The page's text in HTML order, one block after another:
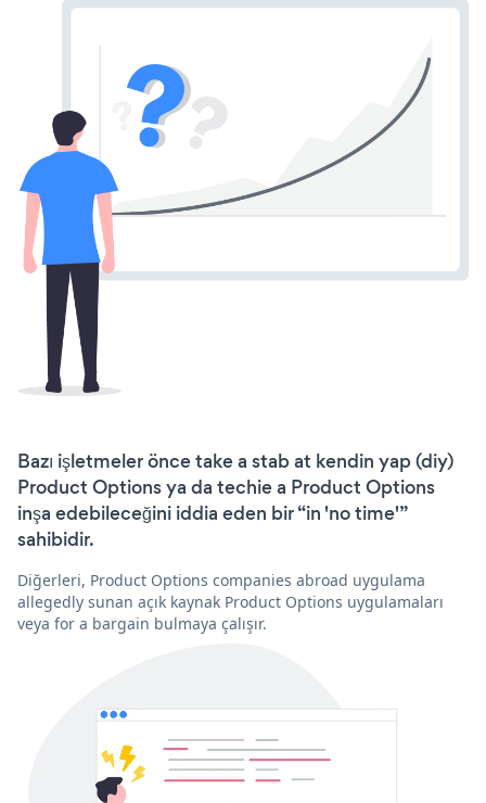
Bazı işletmeler önce take a stab at kendin yap (diy)
Product Options ya da techie a Product Options
inşa edebileceğini iddia eden bir “in 'no time'”
sahibidir.
Diğerleri, Product Options companies abroad uygulama
allegedly sunan açık kaynak Product Options uygulamaları
veya for a bargain bulmaya çalışır.